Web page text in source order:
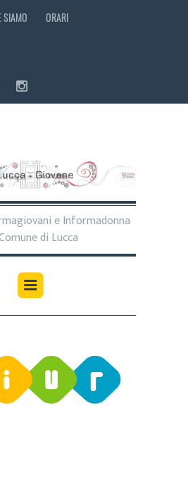
SIAMO ORARI
e Informadonna
di Lucca